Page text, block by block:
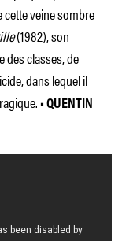
veine sombre
(1982), son
des classes, de
dans lequel il
• QUENTIN